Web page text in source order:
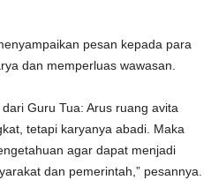
pesan kepada para
dan memperluas wawasan.
Guru Tua: Arus ruang avita
tetapi karyanya abadi. Maka
agar dapat menjadi
dan pemerintah,” pesannya.